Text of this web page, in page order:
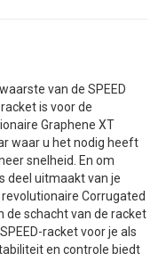
van de SPEED
is voor de
Graphene XT
waar u het nodig heeft
snelheid. En om
deel uitmaakt van je
Corrugated
de schacht van de racket
racket voor je als
en controle biedt